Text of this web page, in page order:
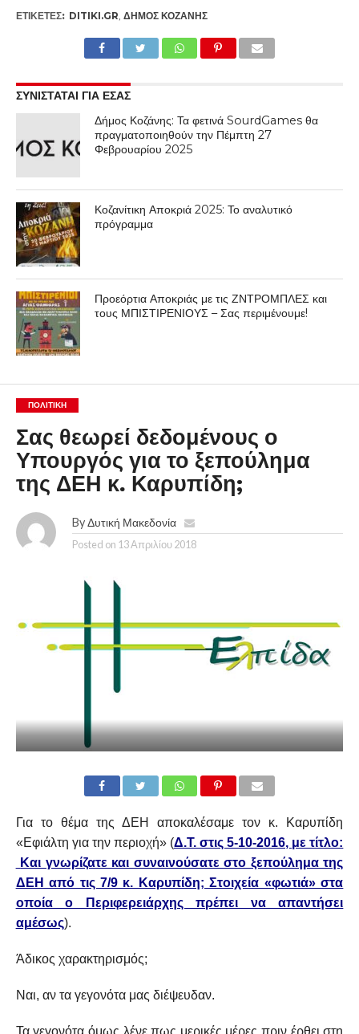
ΕΤΙΚΕΤΕΣ: DITIKI.GR, ΔΉΜΟΣ ΚΟΖΆΝΗΣ
ΣΥΝΙΣΤΑΤΑΙ ΓΙΑ ΕΣΑΣ
Δήμος Κοζάνης: Τα φετινά SourdGames θα
πραγματοποιηθούν την Πέμπτη 27
Φεβρουαρίου 2025
Κοζανίτικη Αποκριά 2025: Το αναλυτικό
πρόγραμμα
Προεόρτια Αποκριάς με τις ΖΝΤΡΟΜΠΛΕΣ και
τους ΜΠΙΣΤΙΡΕΝΙΟΥΣ – Σας περιμένουμε!
ΠΟΛΙΤΙΚΉ
Σας θεωρεί δεδομένους ο
Υπουργός για το ξεπούλημα
της ΔΕΗ κ. Καρυπίδη;
By Δυτική Μακεδονία
Posted on 13 Απριλίου 2018
Για το θέμα της ΔΕΗ αποκαλέσαμε τον κ. Καρυπίδη
«Εφιάλτη για την περιοχή» (Δ.Τ. στις 5-10-2016, με τίτλο:
Και γνωρίζατε και συναινούσατε στο ξεπούλημα της
ΔΕΗ από τις 7/9 κ. Καρυπίδη; Στοιχεία «φωτιά» στα
οποία ο Περιφερειάρχης πρέπει να απαντήσει
αμέσως).
Άδικος χαρακτηρισμός;
Ναι, αν τα γεγονότα μας διέψευδαν.
Τα γεγονότα όμως λένε πως μερικές μέρες πριν έρθει στη